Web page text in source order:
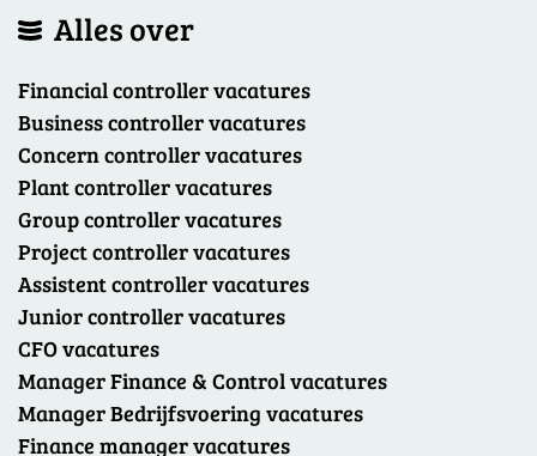
Alles over
Financial controller vacatures
Business controller vacatures
Concern controller vacatures
Plant controller vacatures
Group controller vacatures
Project controller vacatures
Assistent controller vacatures
Junior controller vacatures
CFO vacatures
Manager Finance & Control vacatures
Manager Bedrijfsvoering vacatures
Finance manager vacatures